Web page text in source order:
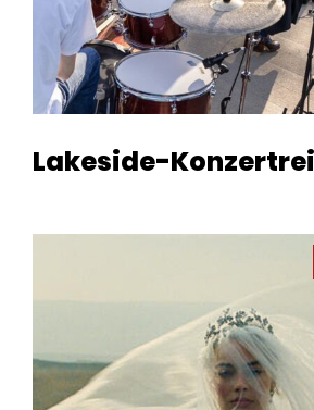
Lakeside-